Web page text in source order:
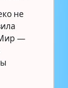
не
—